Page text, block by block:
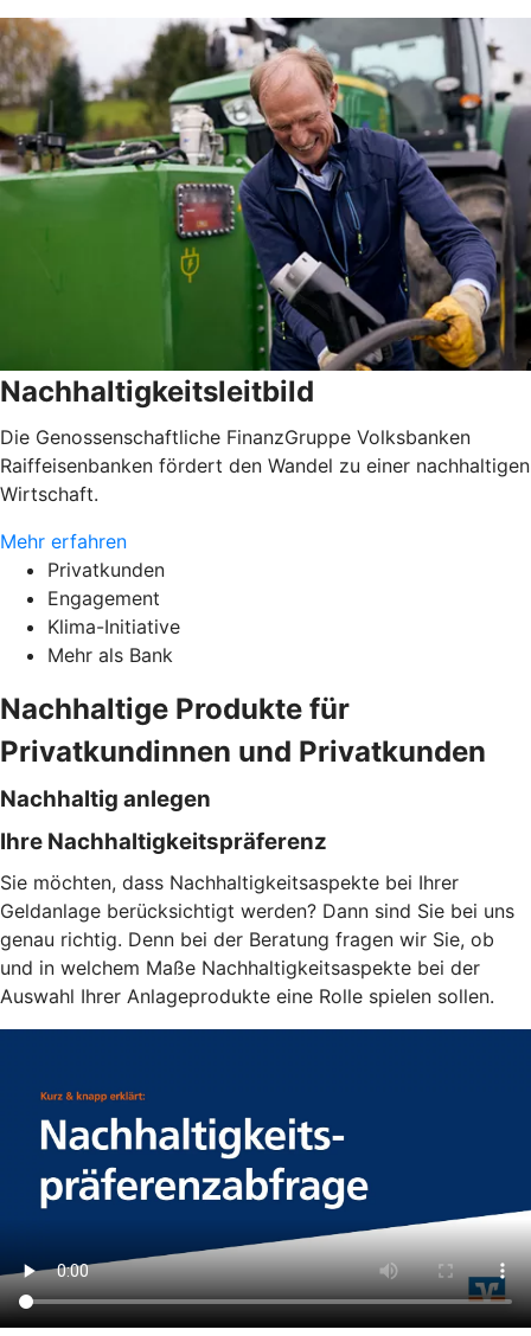
Nachhaltigkeitsleitbild
Die Genossenschaftliche FinanzGruppe Volksbanken
Raiffeisenbanken fördert den Wandel zu einer nachhaltigen
Wirtschaft.
Mehr erfahren
Privatkunden
Engagement
Klima-Initiative
Mehr als Bank
Nachhaltige Produkte für
Privatkundinnen und Privatkunden
Nachhaltig anlegen
Ihre Nachhaltigkeitspräferenz
Sie möchten, dass Nachhaltigkeitsaspekte bei Ihrer
Geldanlage berücksichtigt werden? Dann sind Sie bei uns
genau richtig. Denn bei der Beratung fragen wir Sie, ob
und in welchem Maße Nachhaltigkeitsaspekte bei der
Auswahl Ihrer Anlageprodukte eine Rolle spielen sollen.